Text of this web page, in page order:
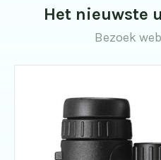
Het nieuwste
Bezoek